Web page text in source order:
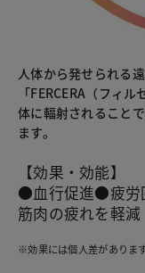
人体から発せられる
「FERCERA（フィ
体に輻射されること
ます。
【効果・効能】
●血行促進●疲労
筋肉の疲れを軽減
※効果には個人差があります